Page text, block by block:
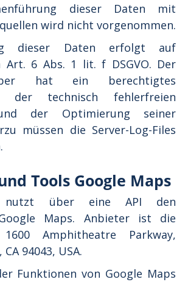
dieser Daten mit
wird nicht vorgenommen.
dieser Daten erfolgt auf
Art. 6 Abs. 1 lit. f DSGVO. Der
hat ein berechtigtes
der technisch fehlerfreien
der Optimierung seiner
müssen die Server-Log-Files
Tools Google Maps
nutzt über eine API den
Maps. Anbieter ist die
Amphitheatre Parkway,
94043, USA.
Funktionen von Google Maps